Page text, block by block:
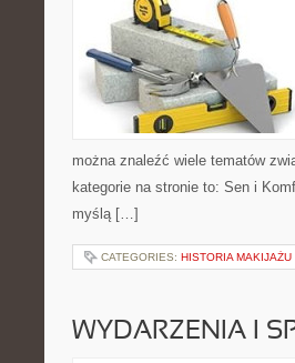
można znaleźć wiele tematów
kategorie na stronie to: Sen i
myślą […]
CATEGORIES: HISTORIA MAKIJAŻU
WYDARZENIA I